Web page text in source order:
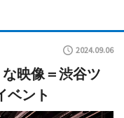
2024.09.06
映像＝渋谷ツ
ベント